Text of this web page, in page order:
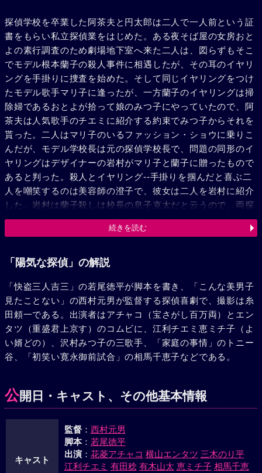
探偵学校を卒業した阿茶夫と円太郎は二人で一人前という証
書をもらい私立探偵業をはじめた。ある夜そば屋の女房おと
よの素行調査のため劇場地下室へ来た二人は、図らずもそこ
でモデル根本蘭子の殺人事件に相遇したが、その耳のイヤリ
ングを手掛りに捜査を始めた。そして同じイヤリングをつけ
たモデル歌手マリ子に逢ったが、一方蘭子のイヤリングは掃
除婦であるおとよが拾って娘のみつ子にやっていたので、阿
茶夫は人気歌手のチエミに紹介する約束でみつ子からそれを
貰った。二人はマリ子のいるファッション・ショウに乗りこ
んだが、モデル学校長は元の探偵学校長で、問題の同形のイ
ヤリングはデザイナーの岩村がマリ子と蘭子に贈ったもので
あると判った。殺人とイヤリング--手掛りを掴んだと喜ぶ二
人を嘲笑するのは美容師の澄子で、彼女は二人を岩村に紹介
した。岩村は蘭子殺しは校長の息子克太だと云うので、両探
偵が後をつけ、克太とマリ子が「蘭子なんか死んだ方がよか
ったんだ」と囁いているのを目撃した。だがある夜、両探偵
瀕死の男が「唖の男だ」という一言を残して息絶えた。これ
ャバレーで会う約束をした。敵の術中に落ちたのだ。密輸団
の親玉で、蘭子殺しの張本は澄子であった。蘭子はイヤリン
グに麻薬を入れて使用していたが彼らを裏切ったので殺され
たというわけである。命も危うくなった二人は、駈けつけた
警察の手を借り一味を捕えて名を上げた。
続きを読む
「陽気な探偵」の解説
「快盗三人吉三」の若尾徳平が脚本を書き、「こんな美男子
見たことない」の西村元男が監督する探偵喜劇で、撮影は糸
田頼一である。出演者はアチャコ（宝さがし百万両）とエン
タツ（重盛君上京す）のコムビに、江利チエミ恵ミチ子（よ
い婿どの）、沢村みつ子の三歌手、「家庭の事情」のトニー
谷、「初笑い寛永御前試合」の相馬千恵子などである。
公開日・キャスト、その他基本情報
キャスト
監督： 西村元男
脚本： 若尾徳平
出演： 花菱アチャコ 横山エンタツ 三木のり平
江利チエミ 有田稔 有木山太 恵ミチ子 相馬千恵